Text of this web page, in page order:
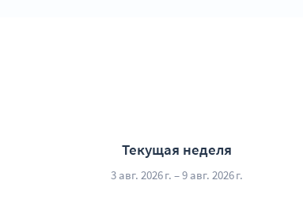
зоны (интимное омоложение)
«Импланон» (без стоимости препарата)
«Импланон»
Текущая неделя
3 авг. 2026 г. – 9 авг. 2026 г.